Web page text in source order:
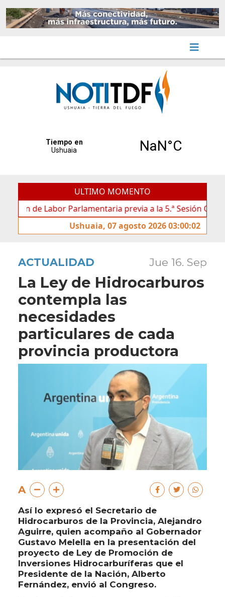
ULTIMO MOMENTO
Labor Parlamentaria previa a la 5.ª Sesión Ordinaria
Ushuaia, 07 agosto 2026 03:00:02
ACTUALIDAD Jue 16. Sep
La Ley de Hidrocarburos
contempla las
necesidades
particulares de cada
provincia productora
A
Así lo expresó el Secretario de
Hidrocarburos de la Provincia, Alejandro
Aguirre, quien acompaño al Gobernador
Gustavo Melella en la presentación del
proyecto de Ley de Promoción de
Inversiones Hidrocarburíferas que el
Presidente de la Nación, Alberto
Fernández, envió al Congreso.